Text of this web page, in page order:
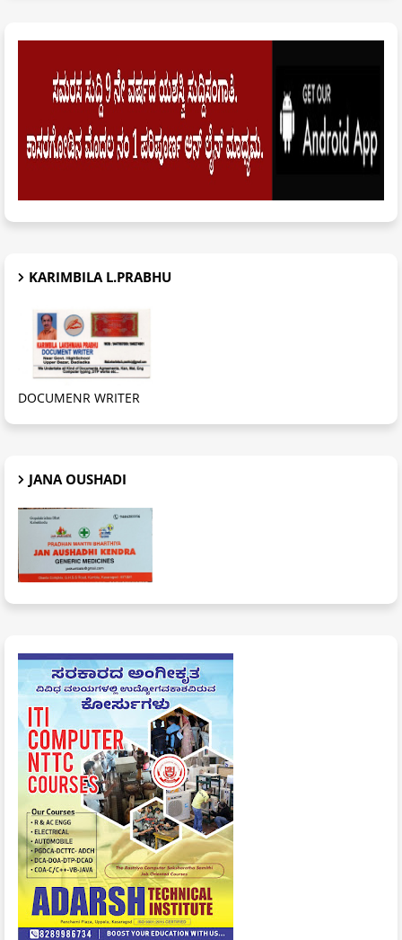
KARIMBILA L.PRABHU
DOCUMENR WRITER
JANA OUSHADI